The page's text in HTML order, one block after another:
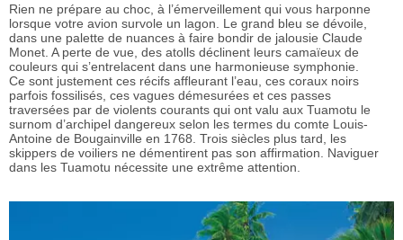
Rien ne prépare au choc, à l’émerveillement qui vous harponne
lorsque votre avion survole un lagon. Le grand bleu se dévoile,
dans une palette de nuances à faire bondir de jalousie Claude
Monet. A perte de vue, des atolls déclinent leurs camaïeux de
couleurs qui s’entrelacent dans une harmonieuse symphonie.
Ce sont justement ces récifs affleurant l’eau, ces coraux noirs
parfois fossilisés, ces vagues démesurées et ces passes
traversées par de violents courants qui ont valu aux Tuamotu le
surnom d’archipel dangereux selon les termes du comte Louis-
Antoine de Bougainville en 1768. Trois siècles plus tard, les
skippers de voiliers ne démentirent pas son affirmation. Naviguer
dans les Tuamotu nécessite une extrême attention.